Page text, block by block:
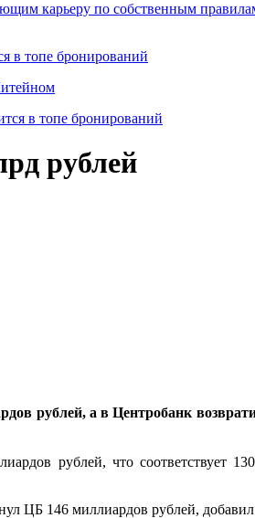
карьеру по собственным
в топе бронирований
рублей
рублей, а в Центробанк
рублей, что соответствует
ЦБ 146 миллиардов рублей,